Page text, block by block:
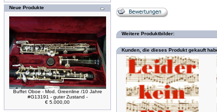
Neue Produkte
Buffet Oboe - Mod. Greenline /10 Jahre
#G13191 - guter Zustand -
€ 5.000,00
Weitere Produktbilder:
Kunden, die dieses Produkt gekauft